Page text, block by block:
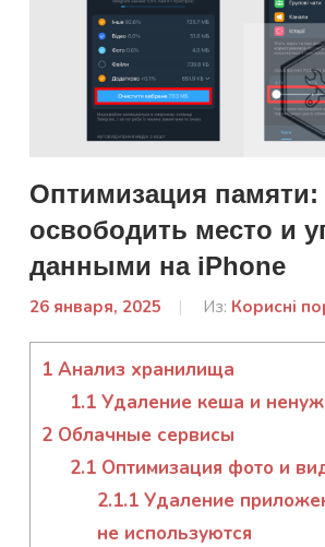
Оптимизация памяти:
освободить место и
данными на iPhone
26 января, 2025
От:
Из: Корисні
1 Анализ хранилища
1.1Удаление кеша и
2 Облачные сервисы
2.1Оптимизация фото и
2.1.1 Удаление
не используются